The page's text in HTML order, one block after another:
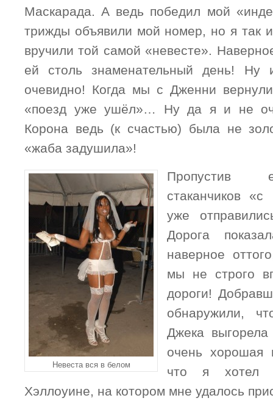
Маскарада. А ведь победил мой
трижды объявили мой номер, но я так
вручили той самой «невесте».
ей столь знаменательный день! Ну
очевидно! Когда мы с Дженни
«поезд уже ушёл»… Ну да я и не
Корона ведь (к счастью) была не
«жаба задушила»!
Невеста вся в белом
Пропустив
стаканчиков
уже
Дорога
наверное
мы не строго
дороги!
обнаружили,
Джека
очень хорошая
что я хотел
Хэллоуине, на котором мне удалось